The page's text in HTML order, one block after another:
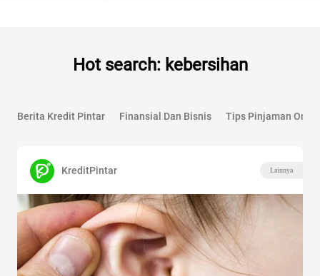
Hot search: kebersihan
Berita Kredit Pintar Finansial Dan Bisnis Tips Pinjaman
KreditPintar Lainnya